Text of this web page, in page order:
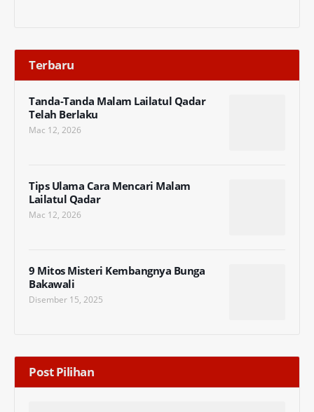
Terbaru
Tanda-Tanda Malam Lailatul Qadar
Telah Berlaku
Mac 12, 2026
Tips Ulama Cara Mencari Malam
Lailatul Qadar
Mac 12, 2026
9 Mitos Misteri Kembangnya Bunga
Bakawali
Disember 15, 2025
Post Pilihan